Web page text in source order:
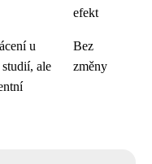
efekt
u
ale
Bez
změny